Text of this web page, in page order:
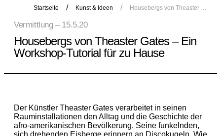
Startseite Kunst & Ideen
Vermittlung – 15.5.20
Housebergs von Theaster Gates – Ein
Workshop-Tutorial für zu Hause
Der Künstler Theaster Gates verarbeitet in seinen
Rauminstallationen den Alltag und die Geschichte der
afro-amerikanischen Bevölkerung. Seine funkelnden,
sich drehenden Eisberge erinnern an Discokugeln. Wie